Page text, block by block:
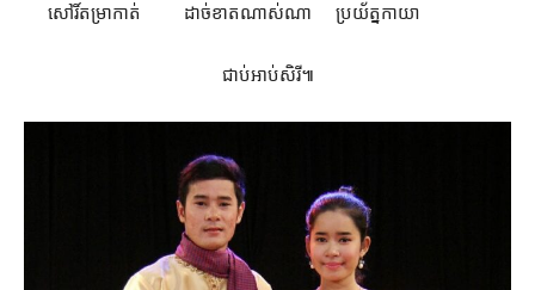
សៅរិ៍តម្រាកាត់ ដាច់ខាតណាស់ណា ប្រយ័ត្នកាយា
ជាប់អាប់សិរី៕